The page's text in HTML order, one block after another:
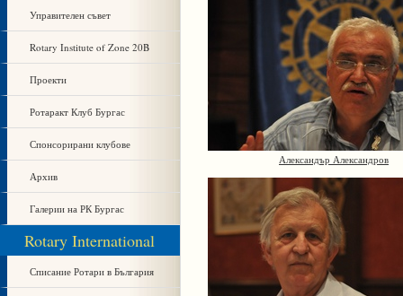
Управителен съвет
Rotary Institute of Zone 20B
Проекти
Ротаракт Клуб Бургас
Спонсорирани клубове
Архив
Галерии на РК Бургас
Rotary International
Списание Ротари в България
Александър Александров